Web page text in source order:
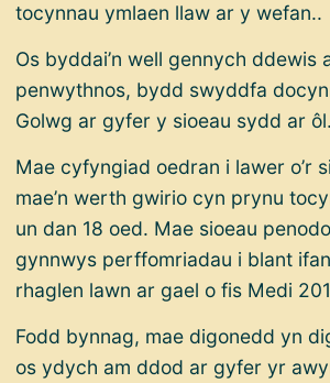
tocynnau ymlaen llaw ar y wefan..
Os byddai’n well gennych ddewis
penwythnos, bydd swyddfa
Golwg ar gyfer y sioeau sydd ar ôl.
Mae cyfyngiad oedran i lawer o’r
mae’n werth gwirio cyn prynu
un dan 18 oed. Mae sioeau
gynnwys perffomriadau i blant
rhaglen lawn ar gael o fis Medi
Fodd bynnag, mae digonedd yn
os ydych am ddod ar gyfer yr